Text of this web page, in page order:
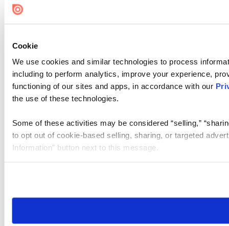
Cookie
We use cookies and similar technologies to process
including to perform analytics, improve your experience,
functioning of our sites and apps, in accordance with our
the use of these technologies.
Some of these activities may be considered “selling,”
to opt out of cookie-based selling, sharing, or targeted
Information” button next to this message.
need to be set again.